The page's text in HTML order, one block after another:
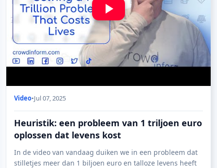
Video•Jul 07, 2025
Heuristik: een probleem van 1 triljoen euro
oplossen dat levens kost
In de video van vandaag duiken we in een probleem dat
stilletjes meer dan 1 biljoen euro en talloze levens heeft